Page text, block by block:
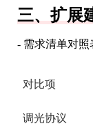
三、扩展
- 需求清单对照
对比项
调光协议